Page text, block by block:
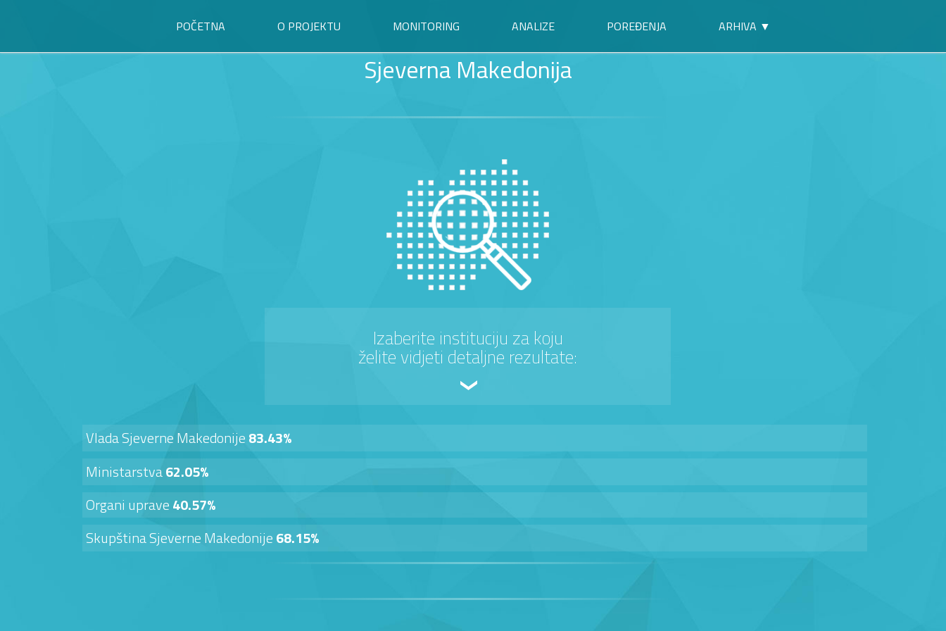
POČETNA O PROJEKTU MONITORING ANALIZE POREĐENJA ARHIVA ▼
Sjeverna Makedonija
Izaberite instituciju za koju
želite vidjeti detaljne rezultate:
Vlada Sjeverne Makedonije83.43%
Ministarstva62.05%
Organi uprave40.57%
Skupština Sjeverne Makedonije68.15%